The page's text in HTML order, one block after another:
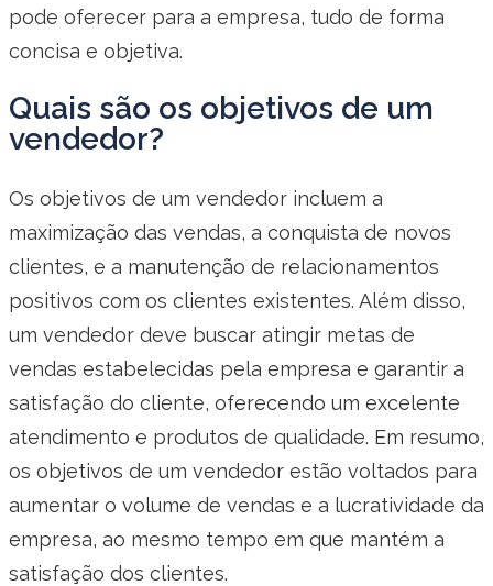
pode oferecer para a empresa, tudo de forma
concisa e objetiva.
Quais são os objetivos de um
vendedor?
Os objetivos de um vendedor incluem a
maximização das vendas, a conquista de novos
clientes, e a manutenção de relacionamentos
positivos com os clientes existentes. Além disso,
um vendedor deve buscar atingir metas de
vendas estabelecidas pela empresa e garantir a
satisfação do cliente, oferecendo um excelente
atendimento e produtos de qualidade. Em resumo,
os objetivos de um vendedor estão voltados para
aumentar o volume de vendas e a lucratividade da
empresa, ao mesmo tempo em que mantém a
satisfação dos clientes.